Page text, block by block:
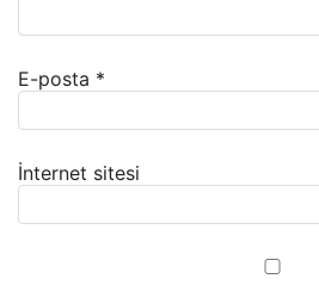
E-posta *
İnternet sitesi